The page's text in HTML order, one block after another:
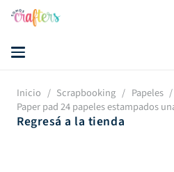
Inicio / Scrapbooking / Papeles /
Paper pad 24 papeles estampados
Regresá a la tienda